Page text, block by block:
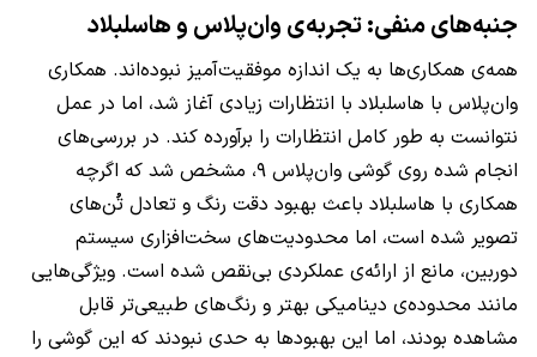
جنبه‌های منفی: تجربه‌ی وان‌پلاس و هاسلبلاد
همه‌ی همکاری‌ها به یک اندازه موفقیت‌آمیز نبوده‌اند. همکاری
وان‌پلاس با هاسلبلاد با انتظارات زیادی آغاز شد، اما در عمل
نتوانست به طور کامل انتظارات را برآورده کند. در بررسی‌های
انجام شده روی گوشی وان‌پلاس ۹، مشخص شد که اگرچه
همکاری با هاسلبلاد باعث بهبود دقت رنگ و تعادل تُن‌های
تصویر شده است، اما محدودیت‌های سخت‌افزاری سیستم
دوربین، مانع از ارائه‌ی عملکردی بی‌نقص شده است. ویژگی‌هایی
مانند محدوده‌ی دینامیکی بهتر و رنگ‌های طبیعی‌تر قابل
مشاهده بودند، اما این بهبودها به حدی نبودند که این گوشی را